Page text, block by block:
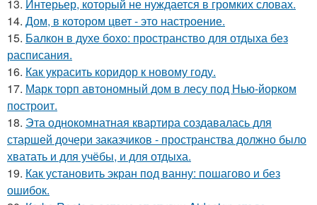
13. Интерьер, который не нуждается в громких словах.
14. Дом, в котором цвет - это настроение.
15. Балкон в духе бохо: пространство для отдыха без
расписания.
16. Как украсить коридор к новому году.
17. Марк торп автономный дом в лесу под Нью-йорком
построит.
18. Эта однокомнатная квартира создавалась для
старшей дочери заказчиков - пространства должно было
хватать и для учёбы, и для отдыха.
19. Как установить экран под ванну: пошагово и без
ошибок.